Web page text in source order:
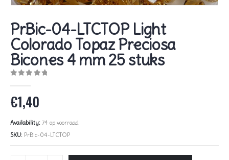
PrBic-04-LTCTOP Light
Colorado Topaz Preciosa
Bicones 4 mm 25 stuks
€1,40
Availability: 74 op voorraad
SKU: PrBic-04-LTCTOP